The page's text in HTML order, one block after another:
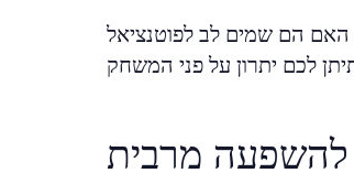
הם שמים לב לפוטנציאל
להשפעה מרבית